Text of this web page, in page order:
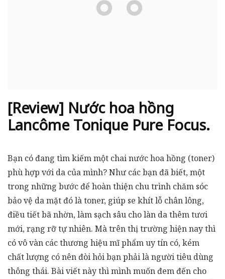
[Review] Nước hoa hồng
Lancôme Tonique Pure Focus.
Bạn có đang tìm kiếm một chai nước hoa hồng (toner)
phù hợp với da của mình? Như các bạn đã biết, một
trong những bước để hoàn thiện chu trình chăm sóc
bảo vệ da mặt đó là toner, giúp se khít lỗ chân lông,
điều tiết bã nhờn, làm sạch sâu cho làn da thêm tươi
mới, rạng rỡ tự nhiên. Mà trên thị trường hiện nay thì
có vô vàn các thương hiệu mĩ phẩm uy tín có, kém
chất lượng có nên đòi hỏi bạn phải là người tiêu dùng
thông thái. Bài viết này thì mình muốn đem đến cho